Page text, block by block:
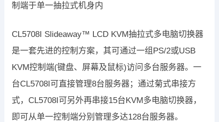
制端于单一抽拉式机身内
CL5708I Slideaway™ LCD KVM抽拉式多电脑切换器
是一套先进的控制方案，其可通过一组PS/2或USB
KVM控制端(键盘、屏幕及鼠标)访问多台服务器。一
台CL5708I可直接管理8台服务器；通过菊式串接方
式，CL5708I可另外再串接15台KVM多电脑切换器，
即可从单一控制端分别管理多达128台服务器。